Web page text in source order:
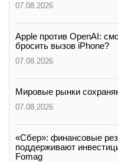
07.08.2026
Apple против OpenAI:
бросить вызов iPhone?
07.08.2026
Мировые рынки
07.08.2026
«Сбер»: финансовые
поддерживают
Fomag